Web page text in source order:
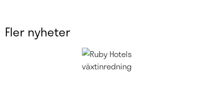
Fler nyheter